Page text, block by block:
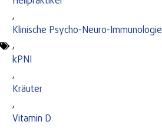
,
Klinische Psycho-Neuro-Immunologie
,
kPNI
,
Kräuter
,
Vitamin D